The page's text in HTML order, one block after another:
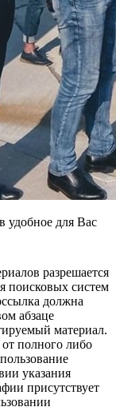
удобное для Вас
разрешается
поисковых систем
должна
абзаце
материал.
от полного либо
указания
присутствует